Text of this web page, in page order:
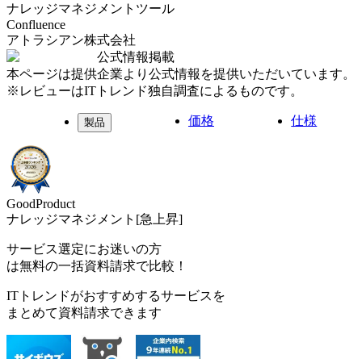
ナレッジマネジメントツール
Confluence
アトラシアン株式会社
公式情報掲載
本ページは提供企業より公式情報を提供いただいています。
※レビューはITトレンド独自調査によるものです。
製品 価格 仕様
GoodProduct
ナレッジマネジメント[急上昇]
サービス選定にお迷いの方
は無料の一括資料請求で比較！
ITトレンドがおすすめするサービスを
まとめて資料請求できます